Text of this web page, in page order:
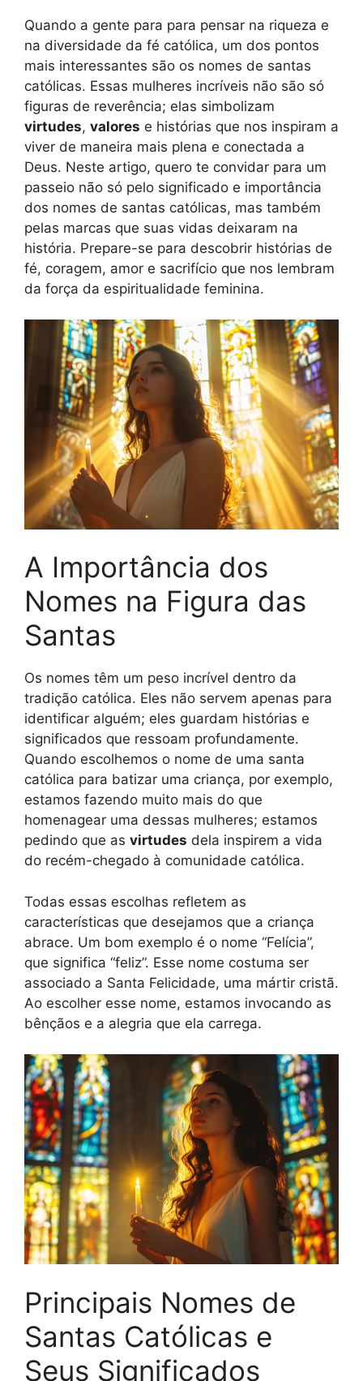
Quando a gente para para pensar na riqueza e
na diversidade da fé católica, um dos pontos
mais interessantes são os nomes de santas
católicas. Essas mulheres incríveis não são só
figuras de reverência; elas simbolizam
virtudes, valores e histórias que nos inspiram a
viver de maneira mais plena e conectada a
Deus. Neste artigo, quero te convidar para um
passeio não só pelo significado e importância
dos nomes de santas católicas, mas também
pelas marcas que suas vidas deixaram na
história. Prepare-se para descobrir histórias de
fé, coragem, amor e sacrifício que nos lembram
da força da espiritualidade feminina.
A Importância dos
Nomes na Figura das
Santas
Os nomes têm um peso incrível dentro da
tradição católica. Eles não servem apenas para
identificar alguém; eles guardam histórias e
significados que ressoam profundamente.
Quando escolhemos o nome de uma santa
católica para batizar uma criança, por exemplo,
estamos fazendo muito mais do que
homenagear uma dessas mulheres; estamos
pedindo que as virtudes dela inspirem a vida
do recém-chegado à comunidade católica.
Todas essas escolhas refletem as
características que desejamos que a criança
abrace. Um bom exemplo é o nome “Felícia”,
que significa “feliz”. Esse nome costuma ser
associado a Santa Felicidade, uma mártir cristã.
Ao escolher esse nome, estamos invocando as
bênçãos e a alegria que ela carrega.
Principais Nomes de
Santas Católicas e
Seus Significados